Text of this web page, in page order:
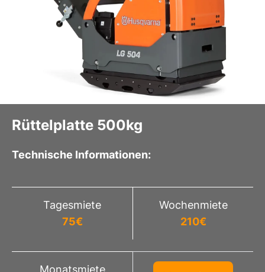
Rüttelplatte 500kg
Technische Informationen:
Tagesmiete
75€
Wochenmiete
210€
Monatsmiete